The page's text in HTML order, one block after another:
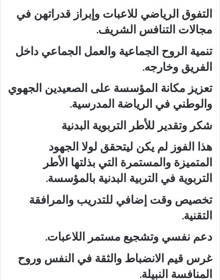
التفوق الرياضي للاعبات وإبراز قدراتهن في
مجالات التنافس الشريف.
تنمية الروح الجماعية والعمل الجماعي داخل
الفريق وخارجه.
تعزيز مكانة المؤسسة على الصعيدين الجهوي
والوطني في الرياضة المدرسية.
شكر وتقدير للأطر التربوية البدنية
هذا الفوز لم يكن ليتحقق لولا الجهود
المتميزة والمستمرة التي بذلتها الأطر
التربوية في التربية البدنية بالمؤسسة.
تخصيص وقت إضافي للتدريب والمرافقة
التقنية.
دعم نفسي وتشجيع مستمر اللاعبات.
غرس قيم الانضباط والثقة في النفس وروح
المنافسة النبيلة.